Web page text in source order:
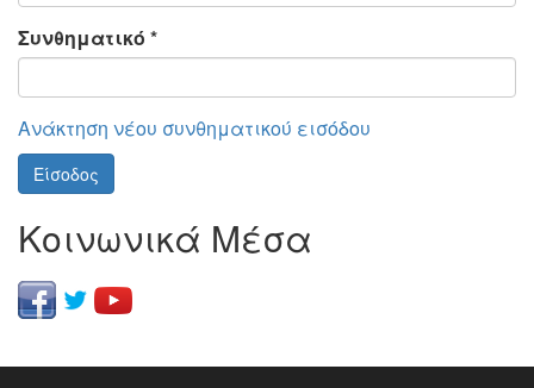
Συνθηματικό *
Ανάκτηση νέου συνθηματικού εισόδου
Είσοδος
Κοινωνικά Μέσα